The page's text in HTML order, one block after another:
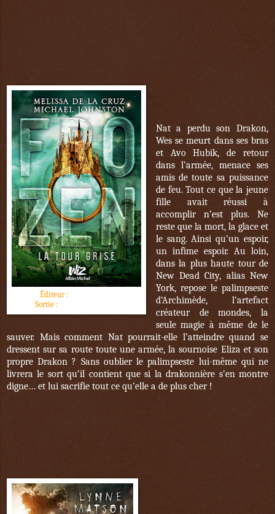
Éditeur :
Sortie :
Nat a perdu son Drakon,
Wes se meurt dans ses bras
et Avo Hubik, de retour
dans l’armée, menace ses
amis de toute sa puissance
de feu. Tout ce que la jeune
fille avait réussi à
accomplir n’est plus. Ne
reste que la mort, la glace et
le sang. Ainsi qu’un espoir,
un infime espoir. Au loin,
dans la plus haute tour de
New Dead City, alias New
York, repose le palimpseste
d’Archimède, l’artefact
créateur de mondes, la
seule magie à même de le
sauver. Mais comment Nat pourrait-elle l’atteindre quand se
dressent sur sa route toute une armée, la sournoise Eliza et son
propre Drakon ? Sans oublier le palimpseste lui-même qui ne
livrera le sort qu’il contient que si la drakonnière s’en montre
digne… et lui sacrifie tout ce qu’elle a de plus cher !